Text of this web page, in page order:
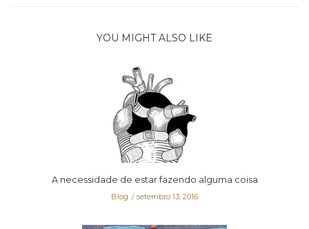
YOU MIGHT ALSO LIKE
A necessidade de estar fazendo alguma coisa
Blog setembro 13, 2016